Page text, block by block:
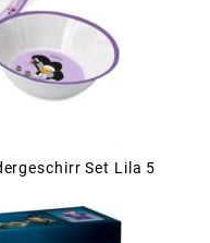
Set Lila 5